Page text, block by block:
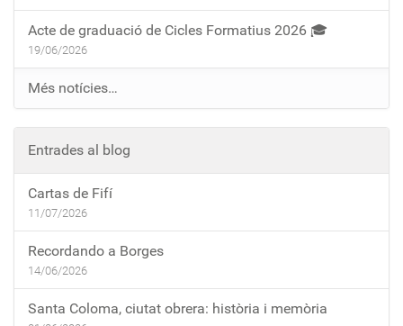
Acte de graduació de Cicles Formatius 2026 🎓
19/06/2026
Més notícies…
Entrades al blog
Cartas de Fifí
11/07/2026
Recordando a Borges
14/06/2026
Santa Coloma, ciutat obrera: història i memòria